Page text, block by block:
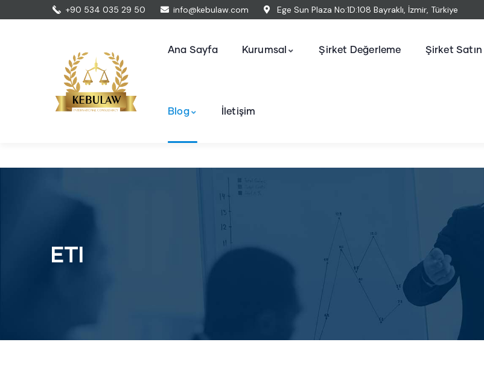
+90 534 035 29 50 info@kebulaw.com Ege Sun Plaza No:1D:108 Bayraklı, İzmir, Türkiye
Ana Sayfa Kurumsal Şirket Değerleme Şirket
Blog İletişim
ETI